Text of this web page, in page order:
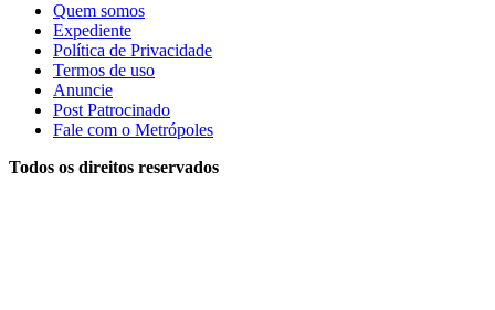
Quem somos
Expediente
Política de Privacidade
Termos de uso
Anuncie
Post Patrocinado
Fale com o Metrópoles
Todos os direitos reservados